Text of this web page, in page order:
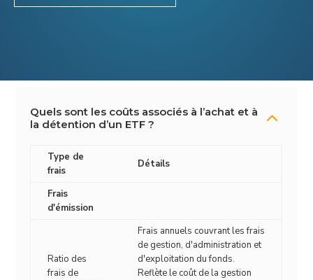
Quels sont les coûts associés à l’achat et à
la détention d’un ETF ?
2
Type de
frais
Détails
Frais
d'émission
Ratio des
frais de
Frais annuels couvrant les frais
de gestion, d'administration et
d'exploitation du fonds.
Reflète le coût de la gestion